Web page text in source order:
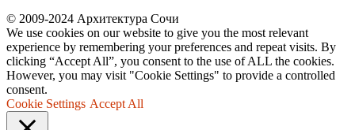
© 2009-2024 Архитектура Сочи
We use cookies on our website to give you the most relevant
experience by remembering your preferences and repeat visits. By
clicking “Accept All”, you consent to the use of ALL the cookies.
However, you may visit "Cookie Settings" to provide a controlled
consent.
Cookie Settings Accept All